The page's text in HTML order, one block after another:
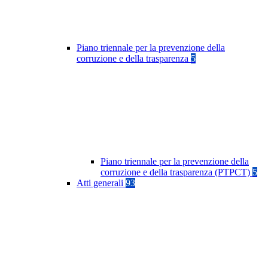
Piano triennale per la prevenzione della
corruzione e della trasparenza 5
Piano triennale per la prevenzione della
corruzione e della trasparenza (PTPCT) 5
Atti generali 93